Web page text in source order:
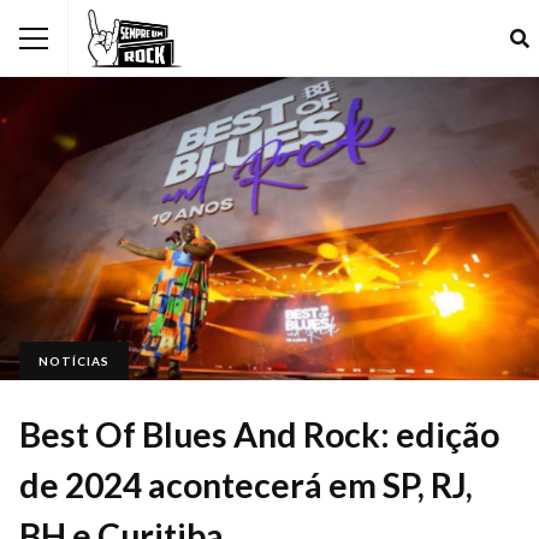
NOTÍCIAS
Best Of Blues And Rock: edição
de 2024 acontecerá em SP, RJ,